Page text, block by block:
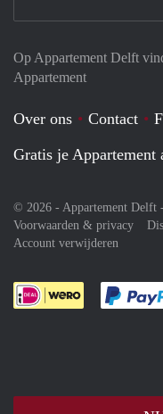
Op Appartement Delft
Appartement
Over ons Contact
Gratis je Appartement
© 2026 - Appartement Delft
Voorwaarden & privacy
Account verwijderen